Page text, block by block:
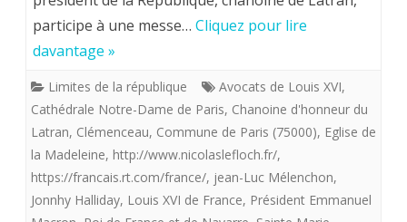
Marie-
Johnny
c'est
beaucoup
participe à une messe… Cliquez pour lire
davantage »
Limites de la république Avocats de Louis XVI,
Cathédrale Notre-Dame de Paris, Chanoine d'honneur du
Latran, Clémenceau, Commune de Paris (75000), Eglise de
la Madeleine, http://www.nicolaslefloch.fr/,
https://francais.rt.com/france/, jean-Luc Mélenchon,
Jonnhy Halliday, Louis XVI de France, Président Emmanuel